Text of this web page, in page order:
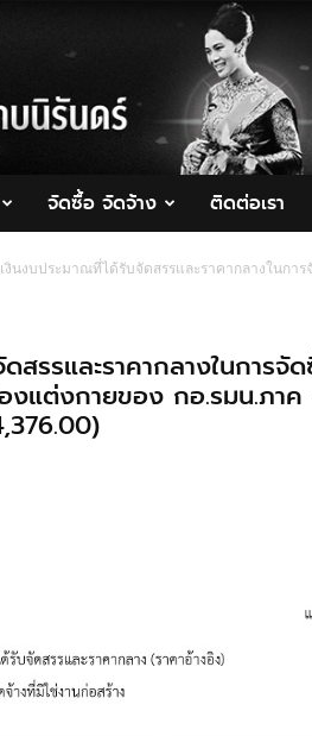
จัดซื้อ จัดจ้าง ติดต่อเรา
งินงบประมาณที่ได้รับจัดสรรและราคากลางในกา
รรและราคากลางในการจั
งแต่งกายของ กอ.รมน.ภา